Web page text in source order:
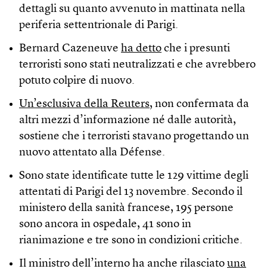
dettagli su quanto avvenuto in mattinata nella
periferia settentrionale di Parigi.
Bernard Cazeneuve ha detto che i presunti
terroristi sono stati neutralizzati e che avrebbero
potuto colpire di nuovo.
Un’esclusiva della Reuters, non confermata da
altri mezzi d’informazione né dalle autorità,
sostiene che i terroristi stavano progettando un
nuovo attentato alla Défense.
Sono state identificate tutte le 129 vittime degli
attentati di Parigi del 13 novembre. Secondo il
ministero della sanità francese, 195 persone
sono ancora in ospedale, 41 sono in
rianimazione e tre sono in condizioni critiche.
Il ministro dell’interno ha anche rilasciato una